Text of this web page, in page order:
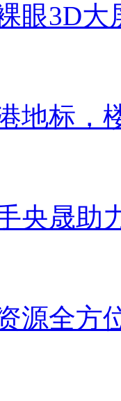
眼3D大
地标，
央晟助
源全方